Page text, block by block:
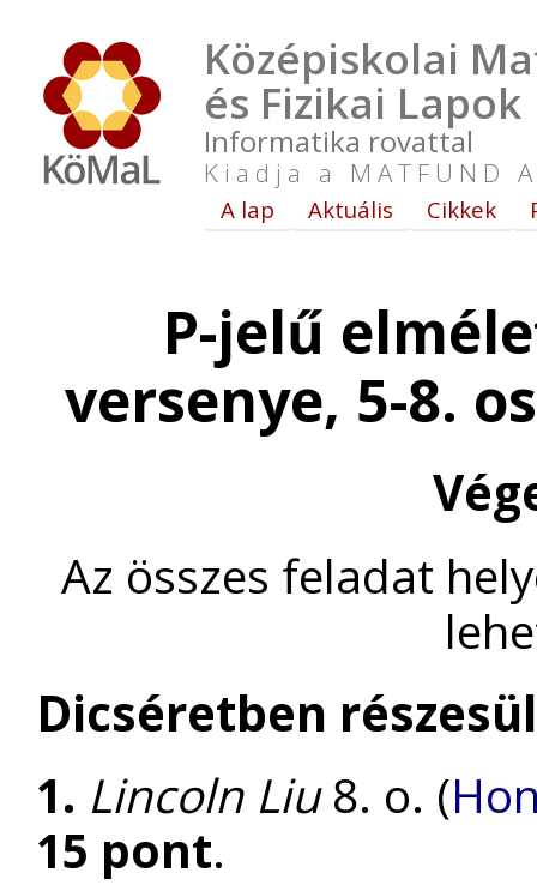
Középiskolai
és Fizikai Lapok
Informatika rovattal
Kiadja a MATFUND
A lap Aktuális Cikkek
P-jelű
versenye, 5-8.
Az összes feladat
Dicséretben
1. Lincoln Liu8. o. (
15 pont.